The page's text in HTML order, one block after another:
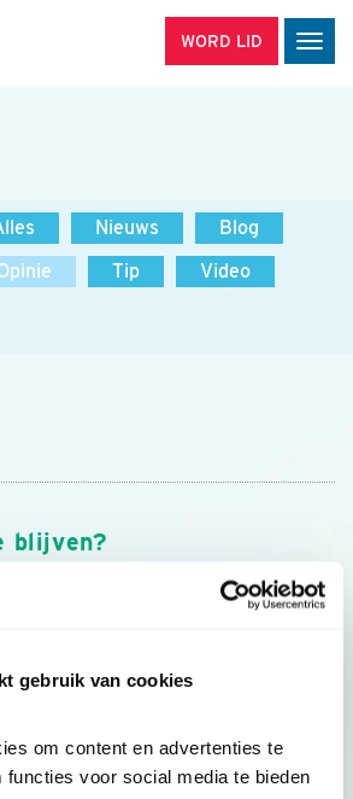
gebruik van cookies
om content en advertenties te
functies voor social media te bieden
WORD LID
Nieuws
Blog
Tip
Video
blijven?
nieuws, inspiratie, acties en tips
van Vogelbescherming.